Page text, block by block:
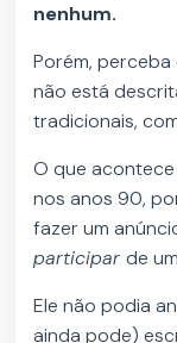
nenhum.
Porém,
não está
tradicionais,
O que
nos anos 90,
fazer um
participarde
Ele não podia
ainda pode)